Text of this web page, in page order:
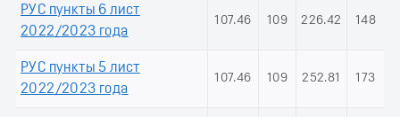
РУС пункты 6 лист
2022/2023 года
107.46 109 226.42 148
РУС пункты 5 лист
2022/2023 года
107.46 109 252.81 173